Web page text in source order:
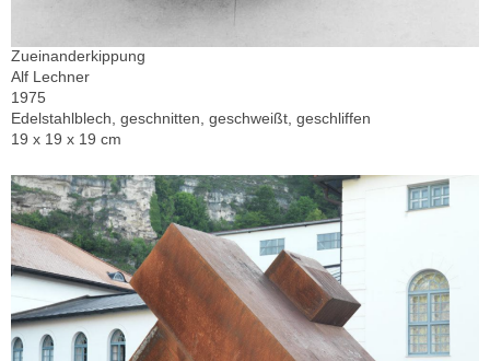
Zueinanderkippung
Alf Lechner
1975
Edelstahlblech, geschnitten, geschweißt, geschliffen
19 x 19 x 19 cm